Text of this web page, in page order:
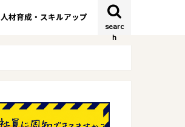
searc
h
人材育成・スキルアップ